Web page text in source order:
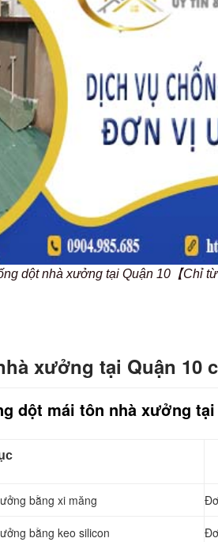
dột nhà xưởng tại Quận 10【Chỉ từ
xưởng tại Quận 10
dột mái tôn nhà xưởng
bằng xi măng
bằng keo silicon